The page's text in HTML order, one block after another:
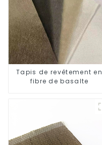
Tapis de revêtement en
fibre de basalte